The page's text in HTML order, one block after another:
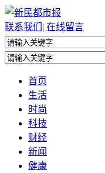
联系我们 | 在线留言
首页
生活
时尚
科技
财经
新闻
健康